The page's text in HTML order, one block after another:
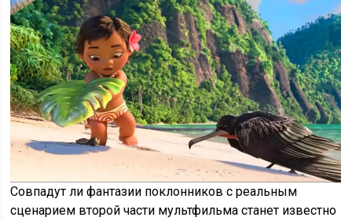
Совпадут ли фантазии поклонников с реальным
сценарием второй части мультфильма станет известно